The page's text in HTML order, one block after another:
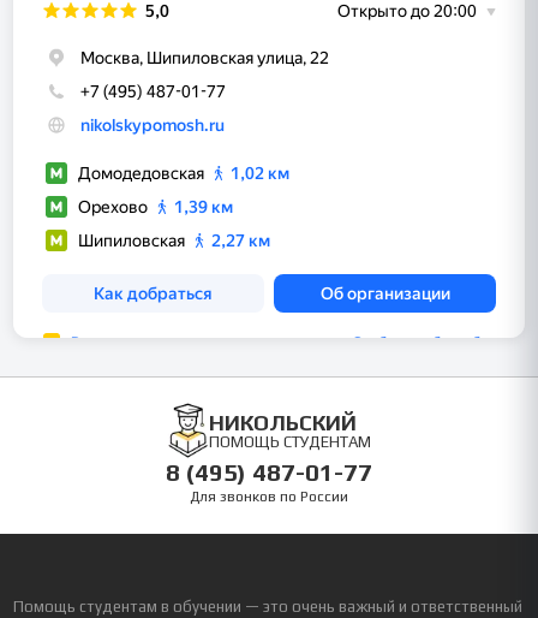
НИКОЛЬСКИЙ
ПОМОЩЬ СТУДЕНТАМ
8 (495) 487-01-77
Для звонков по России
Помощь студентам в обучении — это очень важный и ответственный